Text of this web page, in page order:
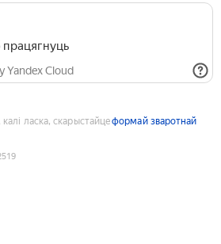
працягнуць
Yandex Cloud
ласка, скарыстайцеформай зваротнай